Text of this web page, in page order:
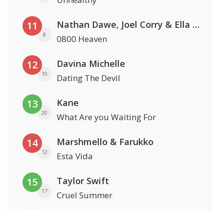
11
8
Nathan Dawe, Joel Corry & Ella Henderson
0800 Heaven
12
10
Davina Michelle
Dating The Devil
13
20
Kane
What Are you Waiting For
14
12
Marshmello & Farukko
Esta Vida
15
17
Taylor Swift
Cruel Summer